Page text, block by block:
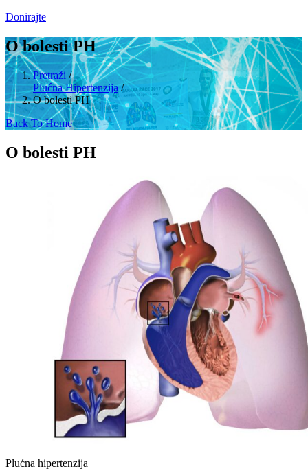
Donirajte
O bolesti PH
Pretraži /
Plućna Hipertenzija/
O bolesti PH
Back To Home
O bolesti PH
Plućna hipertenzija